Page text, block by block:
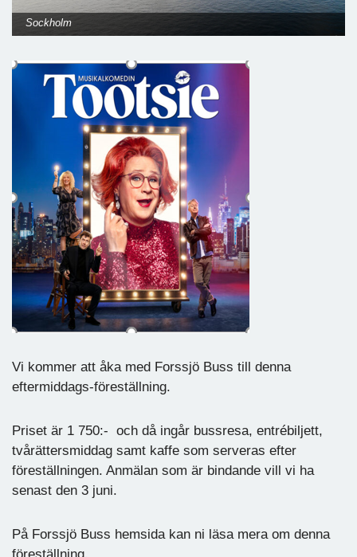
Sockholm
Vi kommer att åka med Forssjö Buss till denna
eftermiddags-föreställning.
Priset är 1 750:- och då ingår bussresa, entrébiljett,
tvårättersmiddag samt kaffe som serveras efter
föreställningen. Anmälan som är bindande vill vi ha
senast den 3 juni.
På Forssjö Buss hemsida kan ni läsa mera om denna